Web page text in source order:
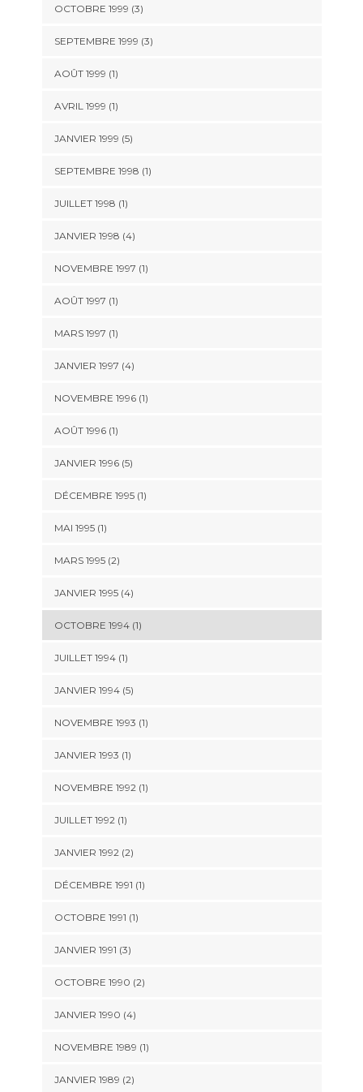
OCTOBRE 1999 (3)
SEPTEMBRE 1999 (3)
AOÛT 1999 (1)
AVRIL 1999 (1)
JANVIER 1999 (5)
SEPTEMBRE 1998 (1)
JUILLET 1998 (1)
JANVIER 1998 (4)
NOVEMBRE 1997 (1)
AOÛT 1997 (1)
MARS 1997 (1)
JANVIER 1997 (4)
NOVEMBRE 1996 (1)
AOÛT 1996 (1)
JANVIER 1996 (5)
DÉCEMBRE 1995 (1)
MAI 1995 (1)
MARS 1995 (2)
JANVIER 1995 (4)
OCTOBRE 1994 (1)
JUILLET 1994 (1)
JANVIER 1994 (5)
NOVEMBRE 1993 (1)
JANVIER 1993 (1)
NOVEMBRE 1992 (1)
JUILLET 1992 (1)
JANVIER 1992 (2)
DÉCEMBRE 1991 (1)
OCTOBRE 1991 (1)
JANVIER 1991 (3)
OCTOBRE 1990 (2)
JANVIER 1990 (4)
NOVEMBRE 1989 (1)
JANVIER 1989 (2)